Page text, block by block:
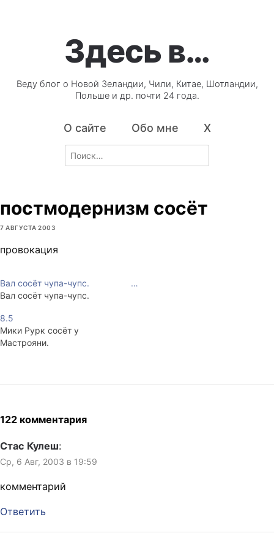
Здесь в…
Веду блог о Новой Зеландии, Чили, Китае, Шотландии,
Польше и др. почти 24 года.
О сайте Обо мне X
Search
for:
постмодернизм сосёт
7 АВГУСТА 2003
провокация
Вал сосёт чупа-чупс.
Вал сосёт чупа-чупс.
…
8.5
Мики Рурк сосёт у
Мастрояни.
122 комментария
Стас Кулеш:
Ср, 6 Авг, 2003 в 19:59
комментарий
Ответить